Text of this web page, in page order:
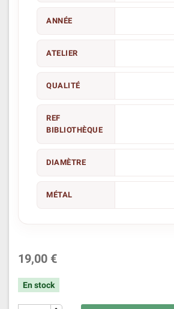
ANNÉE
ATELIER
QUALITÉ
REF
BIBLIOTHÈQUE
DIAMÈTRE
MÉTAL
19,00 €
En stock